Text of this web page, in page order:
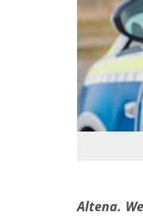
Altena.